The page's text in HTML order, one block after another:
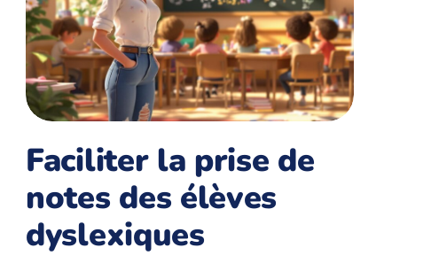
Faciliter la prise de
notes des élèves
dyslexiques